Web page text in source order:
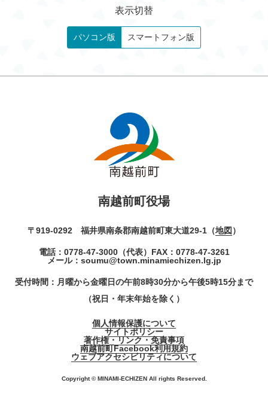
表示切替
パソコン版 スマートフォン版
南越前町役場
〒919-0292 福井県南条郡南越前町東大道29-1（地図 ）
電話： 0778-47-3000（代表） FAX：0778-47-3261
メール： soumu@town.minamiechizen.lg.jp
受付時間：月曜から金曜日の午前8時30分から午後5時15分まで
（祝日・年末年始を除く）
個人情報保護について
サイトポリシー
著作権・リンク・免責事項
南越前町Facebook利用規約
ウェブアクセシビリティについて
Copyright © MINAMI-ECHIZEN All rights Reserved.